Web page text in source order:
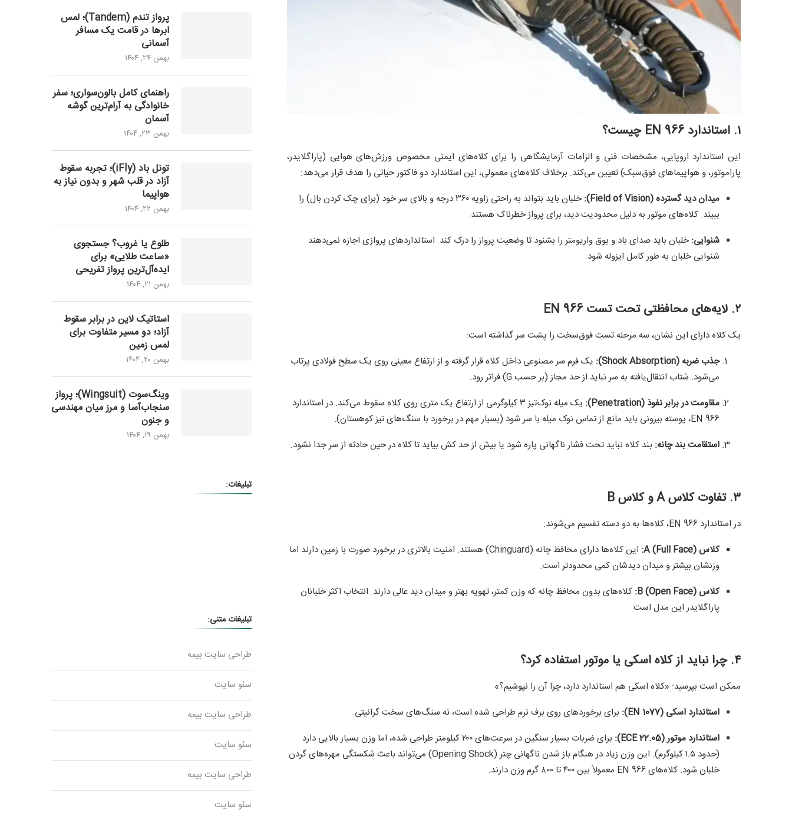
۱. استاندارد EN 966 چیست؟
این استاندارد اروپایی، مشخصات فنی و الزامات آزمایشگاهی را برای کلاه‌های ایمنی مخصوص ورزش‌های هوایی (پاراگلایدر،
پاراموتور، و هواپیماهای فوق‌سبک) تعیین می‌کند. برخلاف کلاه‌های معمولی، این استاندارد دو فاکتور حیاتی را هدف قرار می‌دهد:
میدان دید گسترده (Field of Vision):
خلبان باید بتواند به راحتی زاویه ۳۶۰ درجه و بالای سر خود (برای چک کردن بال) را
ببیند. کلاه‌های موتور به دلیل محدودیت دید، برای پرواز خطرناک هستند.
شنوایی: خلبان باید صدای باد و بوق واریومتر را بشنود تا وضعیت پرواز را درک کند. استانداردهای پروازی اجازه نمی‌دهند
شنوایی خلبان به طور کامل ایزوله شود.
۲. لایه‌های محافظتی تحت تست EN 966
یک کلاه دارای این نشان، سه مرحله تست فوق‌سخت را پشت سر گذاشته است:
جذب ضربه (Shock Absorption):
یک فرم سر مصنوعی داخل کلاه قرار گرفته و از ارتفاع معینی روی یک سطح فولادی پرتاب
می‌شود. شتاب انتقال‌یافته به سر نباید از حد مجاز (بر حسب G) فراتر رود.
مقاومت در برابر نفوذ (Penetration):
یک میله نوک‌تیز ۳ کیلوگرمی از ارتفاع یک متری روی کلاه سقوط می‌کند. در استاندارد
EN 966، پوسته بیرونی باید مانع از تماس نوک میله با سر شود (بسیار مهم در برخورد با سنگ‌های تیز کوهستان).
استقامت بند چانه: بند کلاه نباید تحت فشار ناگهانی پاره شود یا بیش از حد کش بیاید تا کلاه در حین حادثه از سر جدا نشود.
۳. تفاوت کلاس A و کلاس B
در استاندارد EN 966، کلاه‌ها به دو دسته تقسیم می‌شوند:
کلاس A (Full Face):
این کلاه‌ها دارای محافظ چانه (Chinguard) هستند. امنیت بالاتری در برخورد صورت با زمین دارند اما
وزنشان بیشتر و میدان دیدشان کمی محدودتر است.
کلاس B (Open Face):
کلاه‌های بدون محافظ چانه که وزن کمتر، تهویه بهتر و میدان دید عالی دارند. انتخاب اکثر خلبانان
پاراگلایدر این مدل است.
۴. چرا نباید از کلاه اسکی یا موتور استفاده کرد؟
ممکن است بپرسید: «کلاه اسکی هم استاندارد دارد، چرا آن را نپوشیم؟»
استاندارد اسکی (EN 1077):
برای برخوردهای روی برف نرم طراحی شده است، نه سنگ‌های سخت گرانیتی.
استاندارد موتور (ECE 22.05):
برای ضربات بسیار سنگین در سرعت‌های ۲۰۰ کیلومتر طراحی شده، اما وزن بسیار بالایی دارد
(حدود ۱.۵ کیلوگرم). این وزن زیاد در هنگام باز شدن ناگهانی چتر (Opening Shock) می‌تواند باعث شکستگی مهره‌های گردن
خلبان شود. کلاه‌های EN 966 معمولاً بین ۴۰۰ تا ۸۰۰ گرم وزن دارند.
پرواز تندم (Tandem)؛ لمس
ابرها در قامت یک مسافر
آسمانی
بهمن ۲۴, ۱۴۰۴
راهنمای کامل بالون‌سواری؛ سفر
خانوادگی به آرام‌ترین گوشه
آسمان
بهمن ۲۳, ۱۴۰۴
تونل باد (iFly)؛ تجربه سقوط
آزاد در قلب شهر و بدون نیاز به
هواپیما
بهمن ۲۲, ۱۴۰۴
طلوع یا غروب؟ جستجوی
«ساعت طلایی» برای
ایده‌آل‌ترین پرواز تفریحی
بهمن ۲۱, ۱۴۰۴
استاتیک لاین در برابر سقوط
آزاد؛ دو مسیر متفاوت برای
لمس زمین
بهمن ۲۰, ۱۴۰۴
وینگ‌سوت (Wingsuit)؛ پرواز
سنجاب‌آسا و مرز میان مهندسی
و جنون
بهمن ۱۹, ۱۴۰۴
تبلیغات:
تبلیغات متنی:
طراحی سایت بیمه
سئو سایت
طراحی سایت بیمه
سئو سایت
طراحی سایت بیمه
سئو سایت